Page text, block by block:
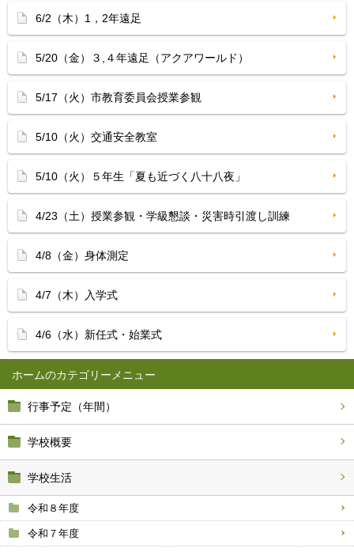
ホーム
行事予定（年間）
学校概要
学校生活
令和８年度
令和７年度
6/2（木）1，2年遠足
5/20（金）３,４年遠足（アクアワールド）
5/17（火）市教育委員会授業参観
5/10（火）交通安全教室
5/10（火）５年生「夏も近づく八十八夜」
4/23（土）授業参観・学級懇談・災害時引渡し訓練
4/8（金）身体測定
4/7（木）入学式
4/6（水）新任式・始業式